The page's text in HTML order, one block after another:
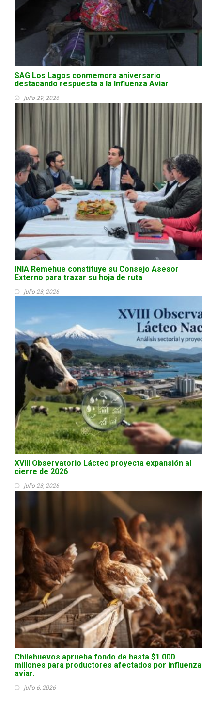
SAG Los Lagos conmemora aniversario
destacando respuesta a la Influenza Aviar
julio 29, 2026
INIA Remehue constituye su Consejo Asesor
Externo para trazar su hoja de ruta
julio 23, 2026
XVIII Observatorio Lácteo proyecta expansión al
cierre de 2026
julio 23, 2026
Chilehuevos aprueba fondo de hasta $1.000
millones para productores afectados por influenza
aviar.
julio 6, 2026